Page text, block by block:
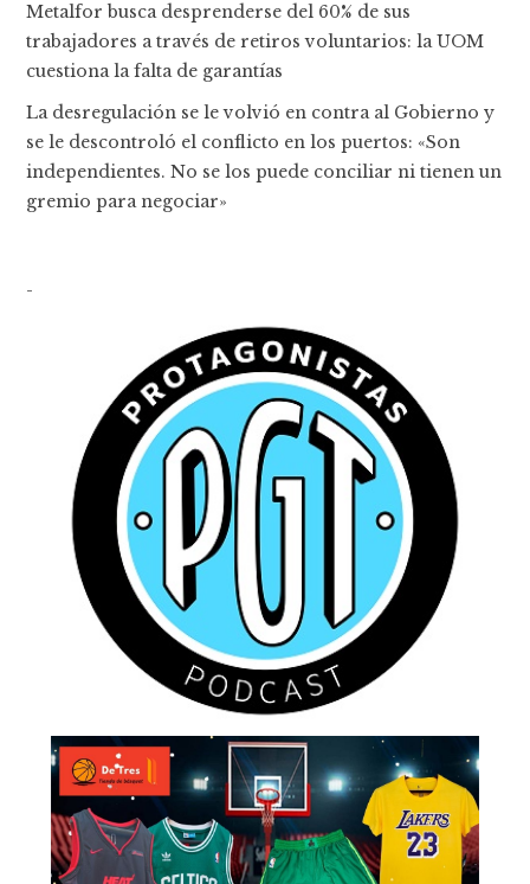
Metalfor busca desprenderse del 60% de sus
trabajadores a través de retiros voluntarios: la UOM
cuestiona la falta de garantías
La desregulación se le volvió en contra al Gobierno y
se le descontroló el conflicto en los puertos: «Son
independientes. No se los puede conciliar ni tienen un
gremio para negociar»
-